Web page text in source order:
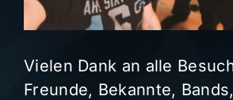
Vielen Dank an alle
Freunde, Bekannte,